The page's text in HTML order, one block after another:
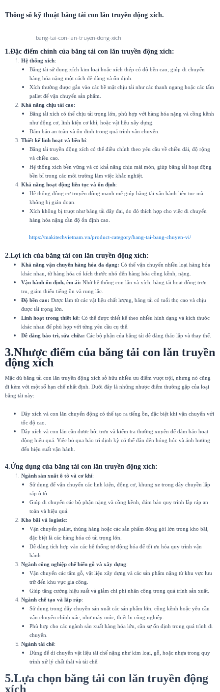
Thông số kỹ thuật băng tải con lăn truyền động xích.
bang-tai-con-lan-truyen-dong-xich
1.Đặc điểm chính của băng tải con lăn truyền động xích:
Hệ thống xích:
Băng tải sử dụng xích kim loại hoặc xích thép có độ bền cao, giúp di chuyển
hàng hóa nặng một cách dễ dàng và ổn định.
Xích thường được gắn vào các bề mặt chịu tải như các thanh ngang hoặc các tấm
pallet để vận chuyển sản phẩm.
Khả năng chịu tải cao:
Băng tải xích có thể chịu tải trọng lớn, phù hợp với hàng hóa nặng và cồng kềnh
như động cơ, linh kiện cơ khí, hoặc vật liệu xây dựng.
Đảm bảo an toàn và ổn định trong quá trình vận chuyển.
Thiết kế linh hoạt và bền bỉ:
Băng tải truyền động xích có thể điều chỉnh theo yêu cầu về chiều dài, độ rộng
và chiều cao.
Hệ thống xích bền vững và có khả năng chịu mài mòn, giúp băng tải hoạt động
bền bỉ trong các môi trường làm việc khắc nghiệt.
Khả năng hoạt động liên tục và ổn định:
Hệ thống động cơ truyền động mạnh mẽ giúp băng tải vận hành liên tục mà
không bị gián đoạn.
Xích không bị trượt như băng tải dây đai, do đó thích hợp cho việc di chuyển
hàng hóa nặng cần độ ổn định cao.
https://makitechvietnam.vn/product-category/bang-tai-bang-chuyen-vi/
2.Lợi ích của băng tải con lăn truyền động xích:
Khả năng vận chuyển hàng hóa đa dạng: Có thể vận chuyển nhiều loại hàng hóa
khác nhau, từ hàng hóa có kích thước nhỏ đến hàng hóa cồng kềnh, nặng.
Vận hành ổn định, êm ái: Nhờ hệ thống con lăn và xích, băng tải hoạt động trơn
tru, giảm thiểu tiếng ồn và rung lắc.
Độ bền cao: Được làm từ các vật liệu chất lượng, băng tải có tuổi thọ cao và chịu
được tải trọng lớn.
Linh hoạt trong thiết kế: Có thể được thiết kế theo nhiều hình dạng và kích thước
khác nhau để phù hợp với từng yêu cầu cụ thể.
Dễ dàng bảo trì, sửa chữa: Các bộ phận của băng tải dễ dàng tháo lắp và thay thế.
3.Nhược điểm của băng tải con lăn truyền
động xích
Mặc dù băng tải con lăn truyền động xích sở hữu nhiều ưu điểm vượt trội, nhưng nó cũng
đi kèm với một số hạn chế nhất định. Dưới đây là những nhược điểm thường gặp của loại
băng tải này:
Dây xích và con lăn chuyển động có thể tạo ra tiếng ồn, đặc biệt khi vận chuyển với
tốc độ cao.
Dây xích và con lăn cần được bôi trơn và kiểm tra thường xuyên để đảm bảo hoạt
động hiệu quả. Việc bỏ qua bảo trì định kỳ có thể dẫn đến hỏng hóc và ảnh hưởng
đến hiệu suất vận hành.
4.Ứng dụng của băng tải con lăn truyền động xích:
Ngành sản xuất ô tô và cơ khí:
Sử dụng để vận chuyển các linh kiện, động cơ, khung xe trong dây chuyền lắp
ráp ô tô.
Giúp di chuyển các bộ phận nặng và cồng kềnh, đảm bảo quy trình lắp ráp an
toàn và hiệu quả.
Kho bãi và logistic:
Vận chuyển pallet, thùng hàng hoặc các sản phẩm đóng gói lớn trong kho bãi,
đặc biệt là các hàng hóa có tải trọng lớn.
Dễ dàng tích hợp vào các hệ thống tự động hóa để tối ưu hóa quy trình vận
hành.
Ngành công nghiệp chế biến gỗ và xây dựng:
Vận chuyển các tấm gỗ, vật liệu xây dựng và các sản phẩm nặng từ khu vực lưu
trữ đến khu vực gia công.
Giúp tăng cường hiệu suất và giảm chi phí nhân công trong quá trình sản xuất.
Ngành chế tạo và lắp ráp:
Sử dụng trong dây chuyền sản xuất các sản phẩm lớn, cồng kềnh hoặc yêu cầu
vận chuyển chính xác, như máy móc, thiết bị công nghiệp.
Phù hợp cho các ngành sản xuất hàng hóa lớn, cần sự ổn định trong quá trình di
chuyển.
Ngành tái chế:
Dùng để di chuyển vật liệu tái chế nặng như kim loại, gỗ, hoặc nhựa trong quy
trình xử lý chất thải và tái chế.
5.Lựa chọn băng tải con lăn truyền động
xích